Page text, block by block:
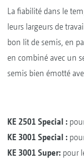
La fiabilité dans le
leurs largeurs de
bon lit de semis, en
en combiné avec un
semis bien émotté
KE 2501 Special :
KE 3001 Special :
KE 3001 Super: pour